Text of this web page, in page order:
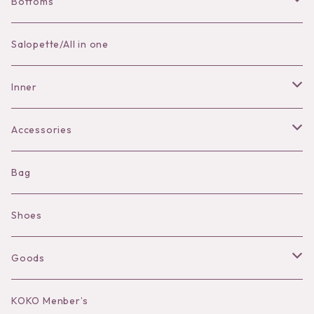
Skirt
Pants
Salopette/All in one
Inner
Bra
Shorts
Camisole
Long sleeve
Accessories
Necklace
Pierce/Earring
Ear Cuff
Bracelet／Bangle
Bag
Shoes
Goods
Hat
KOKO Menber’s